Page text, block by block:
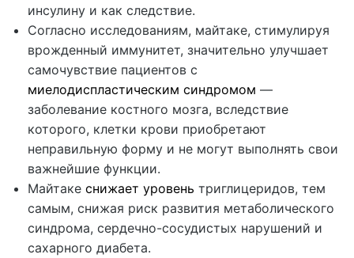
инсулину и как следствие.
Согласно исследованиям, майтаке, стимулируя
врожденный иммунитет, значительно улучшает
самочувствие пациентов с
миелодиспластическим синдромом —
заболевание костного мозга, вследствие
которого, клетки крови приобретают
неправильную форму и не могут выполнять свои
важнейшие функции.
Майтаке снижает уровень триглицеридов, тем
самым, снижая риск развития метаболического
синдрома, сердечно-сосудистых нарушений и
сахарного диабета.